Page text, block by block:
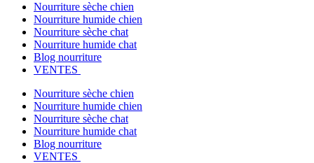
Nourriture sèche chien
Nourriture humide chien
Nourriture sèche chat
Nourriture humide chat
Blog nourriture
VENTES
Nourriture sèche chien
Nourriture humide chien
Nourriture sèche chat
Nourriture humide chat
Blog nourriture
VENTES